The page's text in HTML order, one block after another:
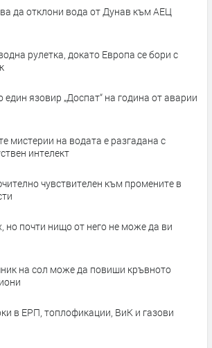
да отклони вода от Дунав към АЕЦ
рулетка, докато Европа се бори с
един язовир „Доспат“ на година от аварии
мистерии на водата е разгадана с
интелект
чувствителен към промените в
но почти нищо от него не може да ви
на сол може да повиши кръвното
в ЕРП, топлофикации, ВиК и газови